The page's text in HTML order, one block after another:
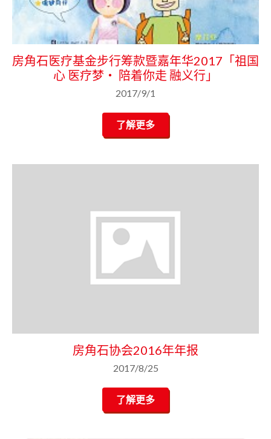
房角石医疗基金步行筹款暨嘉年华2017「祖国
心 医疗梦‧ 陪着你走 融义行」
2017/9/1
了解更多
房角石协会2016年年报
2017/8/25
了解更多